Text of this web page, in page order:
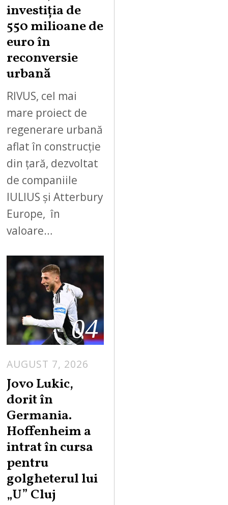
investiția de
550 milioane de
euro în
reconversie
urbană
RIVUS, cel mai
mare proiect de
regenerare urbană
aflat în construcție
din țară, dezvoltat
de companiile
IULIUS și Atterbury
Europe, în
valoare…
04
AUGUST 7, 2026
Jovo Lukic,
dorit în
Germania.
Hoffenheim a
intrat în cursa
pentru
golgheterul lui
„U” Cluj